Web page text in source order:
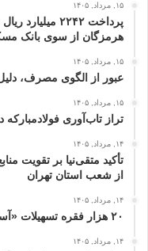
۱۵, مرداد, ۱۴۰۵
پرداخت ۲۲۴۲
هرمزگان از سوی بانک
۱۵, مرداد, ۱۴۰۵
عبور از الگوی مصرف،
۱۵, مرداد, ۱۴۰۵
تراز تاب‌آوری فولادمبارکه
۱۴, مرداد, ۱۴۰۵
تأکید متقی‌نیا بر تقویت
از شعب استان تهران
۱۴, مرداد, ۱۴۰۵
۲۰ هزار فقره تسهیلات «آساوام» اقتصادنوین پرداخت شد
۱۴, مرداد, ۱۴۰۵